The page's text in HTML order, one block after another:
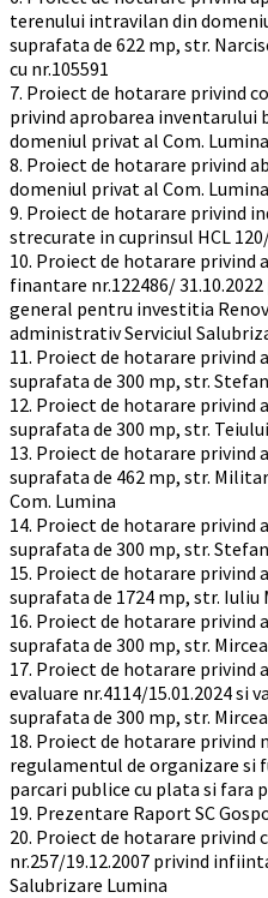
terenului intravilan din
suprafata de 622 mp, str.
cu nr.105591
7. Proiect de hotarare privind
privind aprobarea inventarului
domeniul privat al Com. Lumina
8. Proiect de hotarare privind
domeniul privat al Com. Lumina
9. Proiect de hotarare privind
strecurate in cuprinsul HCL
10. Proiect de hotarare privind
finantare nr.122486/
general pentru investitia
administrativ Serviciul
11. Proiect de hotarare privind
suprafata de 300 mp, str.
12. Proiect de hotarare privind
suprafata de 300 mp, str.
13. Proiect de hotarare privind
suprafata de 462 mp, str.
Com. Lumina
14. Proiect de hotarare privind
suprafata de 300 mp, str.
15. Proiect de hotarare privind
suprafata de 1724 mp, str. Iuliu
16. Proiect de hotarare privind
suprafata de 300 mp, str.
17. Proiect de hotarare privind
evaluare nr.4114/15.01.2024 si
suprafata de 300 mp, str.
18. Proiect de hotarare
regulamentul de organizare si
parcari publice cu plata si fara
19. Prezentare Raport SC
20. Proiect de hotarare privind
nr.257/19.12.2007 privind
Salubrizare Lumina